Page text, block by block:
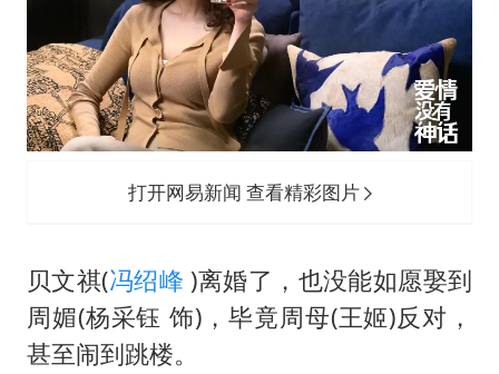
打开网易新闻 查看精彩图片
贝文祺(冯绍峰 )离婚了，也没能如愿娶到
周媚(杨采钰 饰)，毕竟周母(王姬)反对，
甚至闹到跳楼。